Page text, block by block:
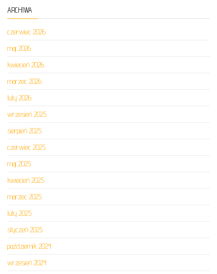
ARCHIWA
czerwiec 2026
maj 2026
kwiecień 2026
marzec 2026
luty 2026
wrzesień 2025
sierpień 2025
czerwiec 2025
maj 2025
kwiecień 2025
marzec 2025
luty 2025
styczeń 2025
październik 2024
wrzesień 2024